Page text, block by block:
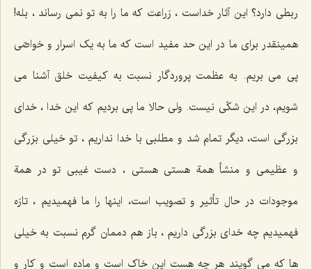
ربطی دارد؟ این آثار خداست ، زراعت که ما را به تو نمی رساند ، بله!
همینقدر برای ما در این حد مفید است که ما به یک اسرار و خواصّی
پی می بریم. به عظمت پروردگار نسبت به کیفیت خلق آشنا می
شویم، در این شکّی نیست. ولی حالا ما پی بردیم که این خدا ، خدای
بزرگی است، دیگر تمام شد و مطلبی با خدا نداریم ، تو خیلی بزرگی
و عظیمی و منشأ همة هستی هستی ، دست غیبی تو در همة‌
موجودات در حال تأثیر و تصویب است، اینها را ما فهمیدیم ، تازه
فهمیدیم چه خدای بزرگی داریم ، باز هم دممان گرم نسبت به خیلی
ها که می گویند هر چه هست این خاک است و ماده است و کار و